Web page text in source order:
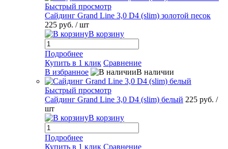
Быстрый просмотр
Сайдинг Grand Line 3,0 D4 (slim) золотой песок
225 руб. / шт
В корзину
Подробнее
Купить в 1 клик Сравнение
В избранное
В наличии
Быстрый просмотр
Сайдинг Grand Line 3,0 D4 (slim) белый 225 руб. /
шт
В корзину
Подробнее
Купить в 1 клик Сравнение